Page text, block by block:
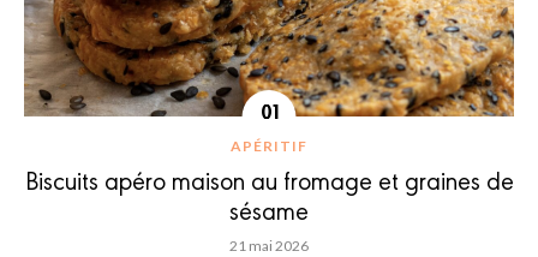
APÉRITIF
Biscuits apéro maison au fromage et graines de
sésame
21 mai 2026